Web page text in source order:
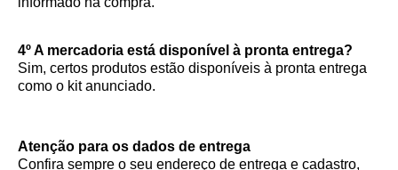
4º A mercadoria está disponível à pronta entrega?
Sim, certos produtos estão disponíveis à pronta entrega
como o kit anunciado.
Atenção para os dados de entrega
Confira sempre o seu endereço de entrega e cadastro,